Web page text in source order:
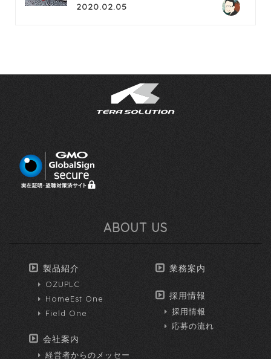
2020.02.05
ABOUT US
製品紹介
OZUPLC
HomeEst One
Field One
会社案内
経営者からのメッセー
業務案内
採用情報
採用情報
応募の流れ